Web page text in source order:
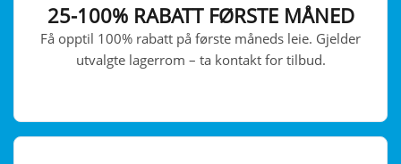
25-100% RABATT FØRSTE MÅNED
Få opptil 100% rabatt på første måneds leie. Gjelder
utvalgte lagerrom – ta kontakt for tilbud.